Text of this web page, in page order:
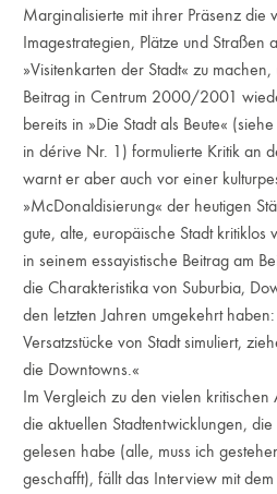
Marginalisierte mit ihrer Präsenz die
Imagestrategien, Plätze und Straßen
»Visitenkarten der Stadt« zu
Beitrag in Centrum 2000/2001
bereits in »Die Stadt als Beute«
in dérive Nr. 1) formulierte Kritik an
warnt er aber auch vor einer
»McDonaldisierung« der heutigen
gute, alte, europäische Stadt kritiklos
in seinem essayistische Beitrag am
die Charakteristika von Suburbia,
den letzten Jahren umgekehrt
Versatzstücke von Stadt simuliert,
die Downtowns.«
Im Vergleich zu den vielen
die aktuellen Stadtentwicklungen,
gelesen habe (alle, muss ich
geschafft), fällt das Interview mit